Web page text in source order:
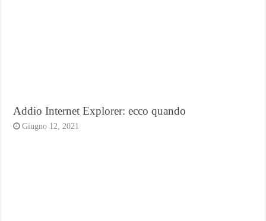
Addio Internet Explorer: ecco quando
Giugno 12, 2021